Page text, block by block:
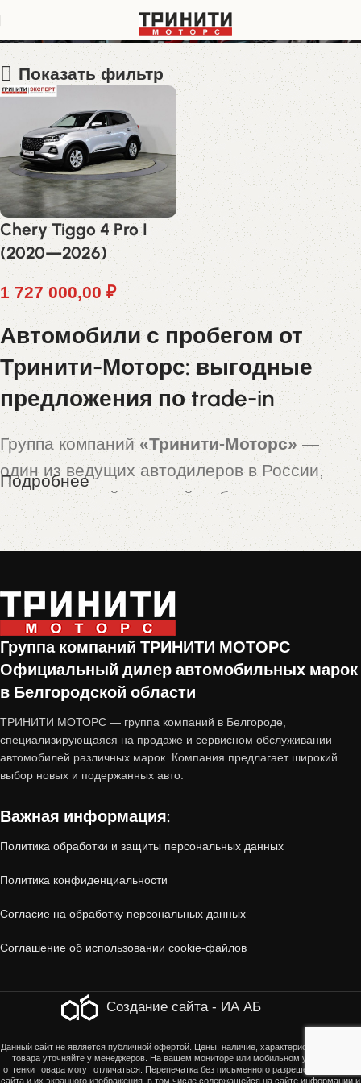
LVVDB11B9RD617944
Показать фильтр
Chery Tiggo 4 Pro I
(2020—2026)
1 727 000,00 ₽
Автомобили с пробегом от
Тринити-Моторс: выгодные
предложения по trade-in
Группа компаний «Тринити-Моторс» —
один из ведущих автодилеров в России,
предлагающий широкий выбор новых и
подержанных автомобилей. Особой
популярностью пользуются машины,
автомобили с пробегом, которые прошли
тщательную проверку и подготовку перед
продажей.
Почему стоит купить авто с
пробегом от «Тринити-Моторс»?
1. Проверенное состояние
Все автомобили, принятые по trade-in,
проходятмногоэтапную диагностику
Технический осмотр
передач, ходовая часть, электроника).
Кузовная проверка(отсутствие скрытых
Юридическая чистота
(отсутствие залогов,
ограничений, корректность ПТС).
Подробнее
Группа компаний ТРИНИТИ МОТОРС
Официальный дилер автомобильных марок
в Белгородской области
ТРИНИТИ МОТОРС — группа компаний в Белгороде,
специализирующаяся на продаже и сервисном обслуживании
автомобилей различных марок. Компания предлагает широкий
выбор новых и подержанных авто.
Важная информация:
Политика обработки и защиты персональных данных
Политика конфиденциальности
Согласие на обработку персональных данных
Соглашение об использовании cookie-файлов
Создание сайта - ИА АБ
Данный сайт не является публичной офертой. Цены, наличие, характеристики, оттенки
товара уточняйте у менеджеров. На вашем мониторе или мобильном устройстве
оттенки товара могут отличаться. Перепечатка без письменного разрешения страниц
сайта и их экранного изображения, в том числе содержащейся на сайте информации и